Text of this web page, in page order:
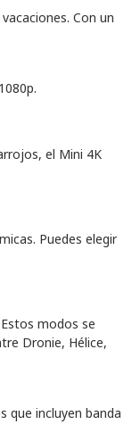
Con un
el Mini 4K
Puedes elegir
modos se
Dronie, Hélice,
que incluyen banda